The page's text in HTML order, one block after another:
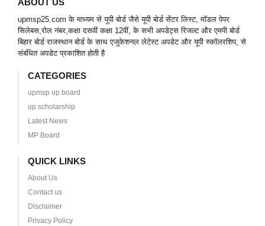
ABOUT US
upmsp25.com के माध्यम से यूपी बोर्ड जैसे यूपी बोर्ड सेंटर लिस्ट, मॉडल पेपर
सिलेबस,रोल नंबर,कक्षा दसवीं कक्षा 12वीं, के सभी अपडेट्स रिजल्ट और एमपी बोर्ड
बिहार बोर्ड राजस्थान बोर्ड के साथ एजुकेशनल लेटेस्ट अपडेट और यूपी स्कॉलरशिप, से
संबंधित अपडेट प्रकाशित होती है
CATEGORIES
upmsp up board
up scholarship
Latest News
MP Board
QUICK LINKS
About Us
Contact us
Disclaimer
Privacy Policy